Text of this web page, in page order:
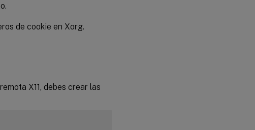
de cookie en Xorg.
X11, debes crear las